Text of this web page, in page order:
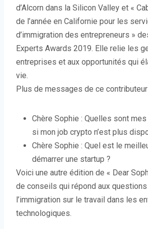
d’Alcorn dans la Silicon Valley et «
de l’année en Californie pour les
d’immigration des entrepreneurs »
Experts Awards 2019. Elle relie les
entreprises et aux opportunités qui
vie.
Plus de messages de ce contributeur
Chère Sophie : Quelles sont
si mon job crypto n’est plus
Chère Sophie : Quel est le
démarrer une startup ?
Voici une autre édition de « Dear
de conseils qui répond aux
l’immigration sur le travail dans les
technologiques.